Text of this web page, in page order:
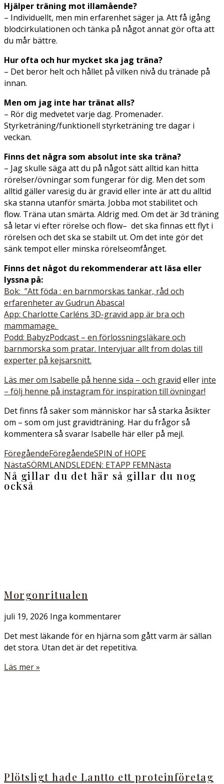
Hjälper träning mot illamående?
– Individuellt, men min erfarenhet säger ja. Att få igång
blodcirkulationen och tänka på något annat gör ofta att
du mår bättre.
Hur ofta och hur mycket ska jag träna?
– Det beror helt och hållet på vilken nivå du tränade på
innan.
Men om jag inte har tränat alls?
– Rör dig medvetet varje dag. Promenader.
Styrketräning/funktionell styrketräning tre dagar i
veckan.
Finns det några som absolut inte ska träna?
– Jag skulle säga att du på något sätt alltid kan hitta
rörelser/övningar som fungerar för dig. Men det som
alltid gäller varesig du är gravid eller inte är att du alltid
ska stanna utanför smärta. Jobba mot stabilitet och
flow. Träna utan smärta. Aldrig med. Om det är 3d träning
så letar vi efter rörelse och flow– det ska finnas ett flyt i
rörelsen och det ska se stabilt ut. Om det inte gör det
sänk tempot eller minska rörelseomfånget.
Finns det något du rekommenderar att läsa eller
lyssna på:
Bok: ”Att föda : en barnmorskas tankar, råd och
erfarenheter av Gudrun Abascal
App: Charlotte Carléns 3D-gravid app är bra och
mammamage.
Podd: BabyzPodcast – en förlossningsläkare och
barnmorska som pratar. Intervjuar allt from dolas till
experter på kejsarsnitt.
Läs mer om Isabelle på henne sida – och gravid eller inte
– följ henne på instagram för inspiration till övningar!
Det finns få saker som människor har så starka åsikter
om – som om just gravidträning. Har du frågor så
kommentera så svarar Isabelle här eller på mejl.
FöregåendeFöregåendeSPIN of HOPE
NästaSÖRMLANDSLEDEN: ETAPP FEMNästa
Nå gillar du det här så gillar du nog
också
Morgonritualen
juli 19, 2026 Inga kommentarer
Det mest läkande för en hjärna som gått varm är sällan
det stora. Utan det är det repetitiva.
Läs mer »
Plötsligt hade Lantto ett proteinföretag